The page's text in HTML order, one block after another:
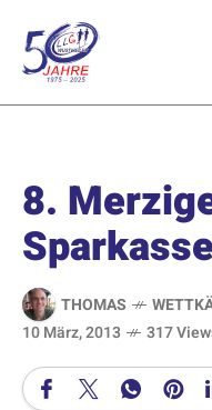
8.
THOMAS
10 März, 2013
317